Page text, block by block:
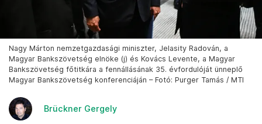
Nagy Márton nemzetgazdasági miniszter, Jelasity Radován, a
Magyar Bankszövetség elnöke (j) és Kovács Levente, a Magyar
Bankszövetség főtitkára a fennállásának 35. évfordulóját ünneplő
Magyar Bankszövetség konferenciáján – Fotó: Purger Tamás / MTI
Brückner Gergely